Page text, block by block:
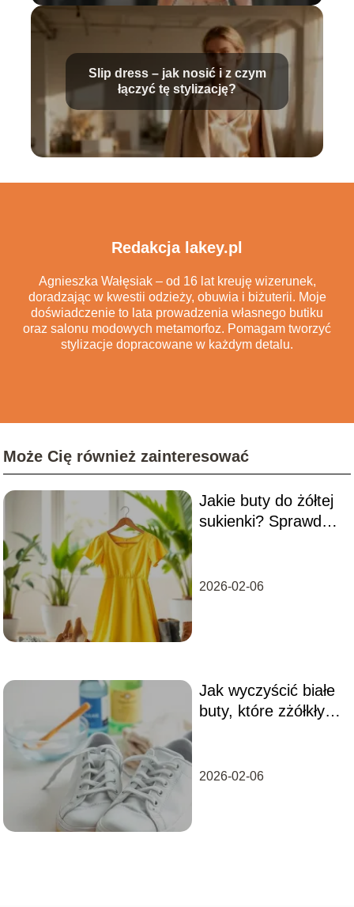
Slip dress – jak nosić i z czym
łączyć tę stylizację?
Redakcja lakey.pl
Agnieszka Wałęsiak – od 16 lat kreuję wizerunek,
doradzając w kwestii odzieży, obuwia i biżuterii. Moje
doświadczenie to lata prowadzenia własnego butiku
oraz salonu modowych metamorfoz. Pomagam tworzyć
stylizacje dopracowane w każdym detalu.
Może Cię również zainteresować
Jakie buty do żółtej
sukienki? Sprawdź
2026-02-06
Jak wyczyścić białe
buty, które zżółkły?
2026-02-06